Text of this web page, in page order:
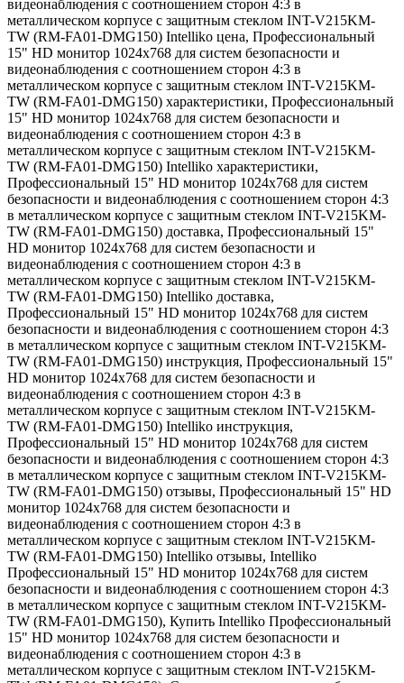
видеонаблюдения с соотношением сторон 4:3 в
металлическом корпусе с защитным стеклом INT-V215KM-
TW (RM-FA01-DMG150) Intelliko цена, Профессиональный
15" HD монитор 1024х768 для систем безопасности и
видеонаблюдения с соотношением сторон 4:3 в
металлическом корпусе с защитным стеклом INT-V215KM-
TW (RM-FA01-DMG150) характеристики, Профессиональный
15" HD монитор 1024х768 для систем безопасности и
видеонаблюдения с соотношением сторон 4:3 в
металлическом корпусе с защитным стеклом INT-V215KM-
TW (RM-FA01-DMG150) Intelliko характеристики,
Профессиональный 15" HD монитор 1024х768 для систем
безопасности и видеонаблюдения с соотношением сторон 4:3
в металлическом корпусе с защитным стеклом INT-V215KM-
TW (RM-FA01-DMG150) доставка, Профессиональный 15"
HD монитор 1024х768 для систем безопасности и
видеонаблюдения с соотношением сторон 4:3 в
металлическом корпусе с защитным стеклом INT-V215KM-
TW (RM-FA01-DMG150) Intelliko доставка,
Профессиональный 15" HD монитор 1024х768 для систем
безопасности и видеонаблюдения с соотношением сторон 4:3
в металлическом корпусе с защитным стеклом INT-V215KM-
TW (RM-FA01-DMG150) инструкция, Профессиональный 15"
HD монитор 1024х768 для систем безопасности и
видеонаблюдения с соотношением сторон 4:3 в
металлическом корпусе с защитным стеклом INT-V215KM-
TW (RM-FA01-DMG150) Intelliko инструкция,
Профессиональный 15" HD монитор 1024х768 для систем
безопасности и видеонаблюдения с соотношением сторон 4:3
в металлическом корпусе с защитным стеклом INT-V215KM-
TW (RM-FA01-DMG150) отзывы, Профессиональный 15" HD
монитор 1024х768 для систем безопасности и
видеонаблюдения с соотношением сторон 4:3 в
металлическом корпусе с защитным стеклом INT-V215KM-
TW (RM-FA01-DMG150) Intelliko отзывы, Intelliko
Профессиональный 15" HD монитор 1024х768 для систем
безопасности и видеонаблюдения с соотношением сторон 4:3
в металлическом корпусе с защитным стеклом INT-V215KM-
TW (RM-FA01-DMG150), Купить Intelliko Профессиональный
15" HD монитор 1024х768 для систем безопасности и
видеонаблюдения с соотношением сторон 4:3 в
металлическом корпусе с защитным стеклом INT-V215KM-